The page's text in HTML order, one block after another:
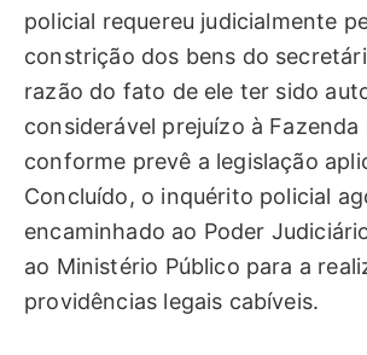
policial requereu judicialmente
constrição dos bens do
razão do fato de ele ter sido
considerável prejuízo à Fazenda
conforme prevê a legislação
Concluído, o inquérito policial
encaminhado ao Poder
ao Ministério Público para a
providências legais cabíveis.